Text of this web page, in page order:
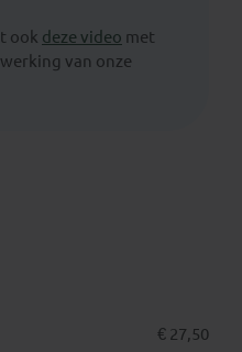
ook deze video met
van onze
€ 27,50